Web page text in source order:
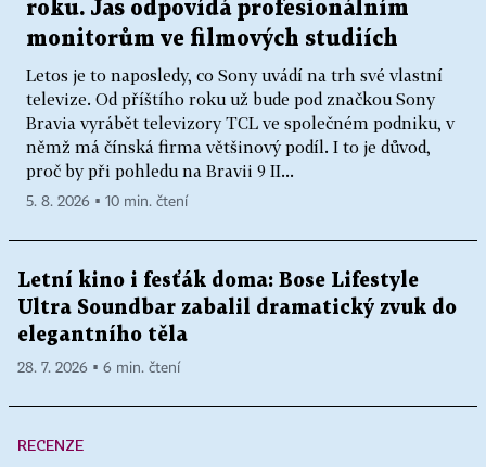
roku. Jas odpovídá profesionálním
monitorům ve filmových studiích
Letos je to naposledy, co Sony uvádí na trh své vlastní
televize. Od příštího roku už bude pod značkou Sony
Bravia vyrábět televizory TCL ve společném podniku, v
němž má čínská firma většinový podíl. I to je důvod,
proč by při pohledu na Bravii 9 II...
5. 8. 2026 ▪ 10 min. čtení
Letní kino i fesťák doma: Bose Lifestyle
Ultra Soundbar zabalil dramatický zvuk do
elegantního těla
28. 7. 2026 ▪ 6 min. čtení
RECENZE